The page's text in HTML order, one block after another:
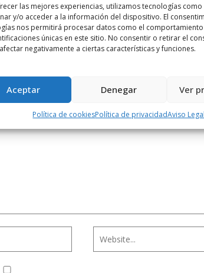
las mejores experiencias, utilizamos tecnologías
y/o acceder a la información del dispositivo. El
nos permitirá procesar datos como el
únicas en este sitio. No consentir o retirar el
negativamente a ciertas características y funciones.
Aceptar Denegar Ver
Política de cookiesPolítica de privacidadAviso Legal